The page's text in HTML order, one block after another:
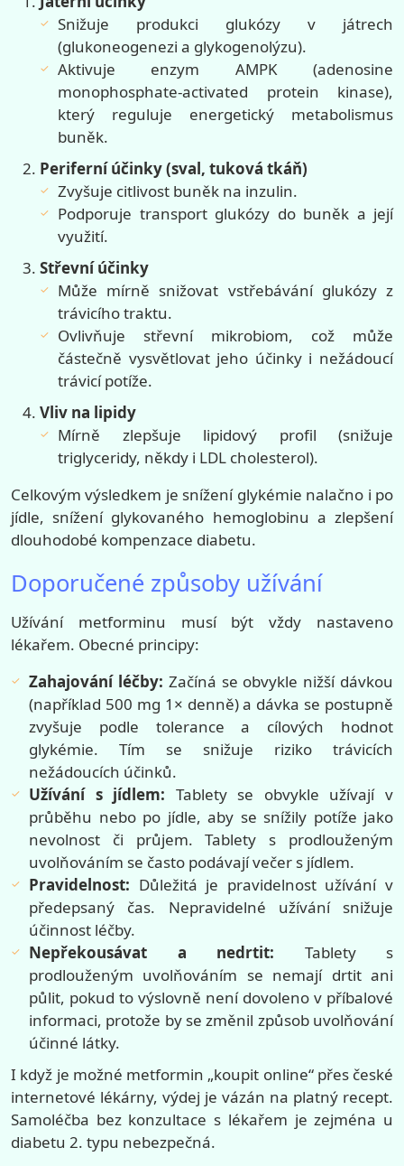
Snižuje produkci glukózy v játrech
(glukoneogenezi a glykogenolýzu).
Aktivuje enzym AMPK (adenosine
monophosphate-activated protein kinase),
který reguluje energetický metabolismus
buněk.
Periferní účinky (sval, tuková tkáň)
Zvyšuje citlivost buněk na inzulin.
Podporuje transport glukózy do buněk a její
využití.
Střevní účinky
Může mírně snižovat vstřebávání glukózy z
trávicího traktu.
Ovlivňuje střevní mikrobiom, což může
částečně vysvětlovat jeho účinky i nežádoucí
trávicí potíže.
Vliv na lipidy
Mírně zlepšuje lipidový profil (snižuje
triglyceridy, někdy i LDL cholesterol).
Celkovým výsledkem je snížení glykémie nalačno i po
jídle, snížení glykovaného hemoglobinu a zlepšení
dlouhodobé kompenzace diabetu.
Doporučené způsoby užívání
Užívání metforminu musí být vždy nastaveno
lékařem. Obecné principy:
Zahajování léčby: Začíná se obvykle nižší dávkou
(například 500 mg 1× denně) a dávka se postupně
zvyšuje podle tolerance a cílových hodnot
glykémie. Tím se snižuje riziko trávicích
nežádoucích účinků.
Užívání s jídlem: Tablety se obvykle užívají v
průběhu nebo po jídle, aby se snížily potíže jako
nevolnost či průjem. Tablety s prodlouženým
uvolňováním se často podávají večer s jídlem.
Pravidelnost: Důležitá je pravidelnost užívání v
předepsaný čas. Nepravidelné užívání snižuje
účinnost léčby.
Nepřekousávat a nedrtit: Tablety s
prodlouženým uvolňováním se nemají drtit ani
půlit, pokud to výslovně není dovoleno v příbalové
informaci, protože by se změnil způsob uvolňování
účinné látky.
I když je možné metformin „koupit online“ přes české
internetové lékárny, výdej je vázán na platný recept.
Samoléčba bez konzultace s lékařem je zejména u
diabetu 2. typu nebezpečná.